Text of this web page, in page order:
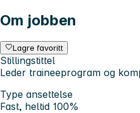
Om jobben
Lagre favoritt
Stillingstittel
Leder traineeprogram og
Type ansettelse
Fast, heltid 100%